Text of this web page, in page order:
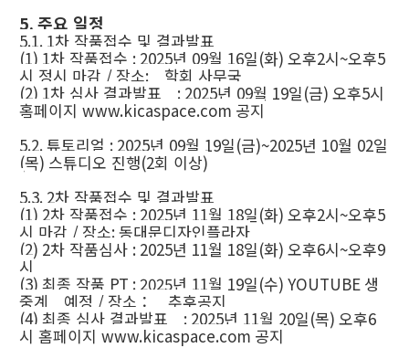
5.주요 일정
5.1. 1차 작품접수 및 결과발표
(1) 1차 작품접수 : 2025년 09월 16일(화) 오후2시~오후5
시 정시 마감 / 장소: 학회 사무국
(2) 1차 심사 결과발표 : 2025년 09월 19일(금) 오후5시
홈페이지 www.kicaspace.com 공지
5.2.튜토리얼 : 2025년 09월 19일(금)~2025년 10월 02일
(목) 스튜디오 진행(2회 이상)
5.3. 2차 작품접수 및 결과발표
(1) 2차 작품접수 : 2025년 11월 18일(화) 오후2시~오후5
시 마감 / 장소:동대문디자인플라자
(2) 2차 작품심사 : 2025년 11월 18일(화) 오후6시~오후9
시
(3) 최종 작품 PT : 2025년 11월 19일(수) YOUTUBE 생
중계 예정 / 장소 ： 추후공지
(4) 최종 심사 결과발표 : 2025년 11월 20일(목) 오후6
시 홈페이지 www.kicaspace.com 공지